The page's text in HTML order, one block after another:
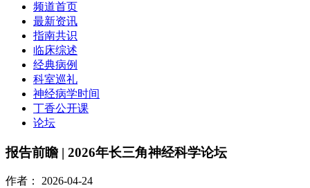
频道首页
最新资讯
指南共识
临床综述
经典病例
科室巡礼
神经病学时间
丁香公开课
论坛
报告前瞻 | 2026年长三角神经科学论坛
作者： 2026-04-24